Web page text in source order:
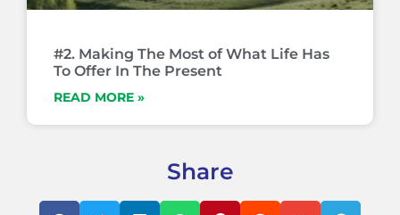
#2. Making The Most of What Life Has
To Offer In The Present
READ MORE »
Share